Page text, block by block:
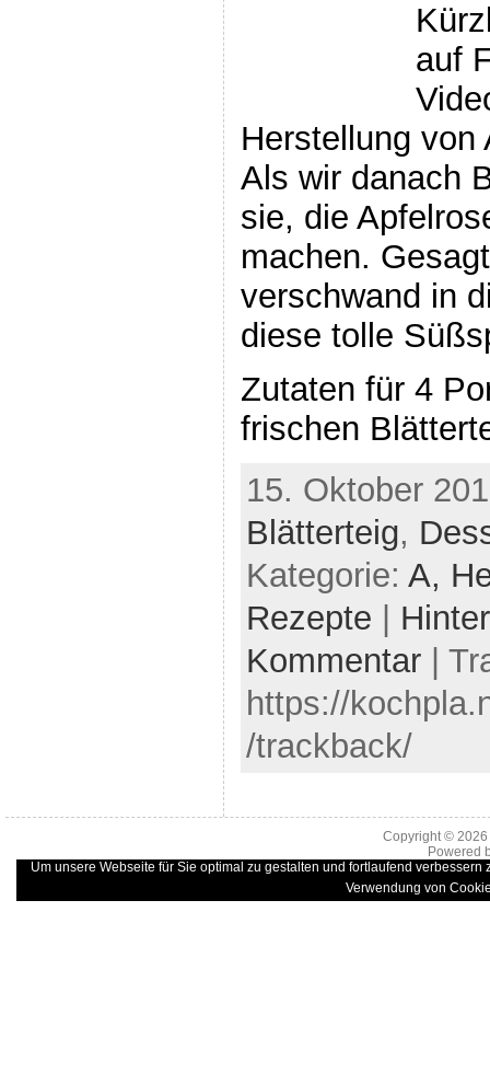
auf
Herstellung von
Als wir danach
sie, die
machen.
verschwand in
diese tolle
Zutaten für 4
frischen
15. Oktober
Blätterteig,
Kategorie: A,
Rezepte
Kommentar|
https://
/trackback/
Copyright ©
Powered
Um unsere Webseite für Sie optimal zu gestalten und fortlaufend
Verwendung von